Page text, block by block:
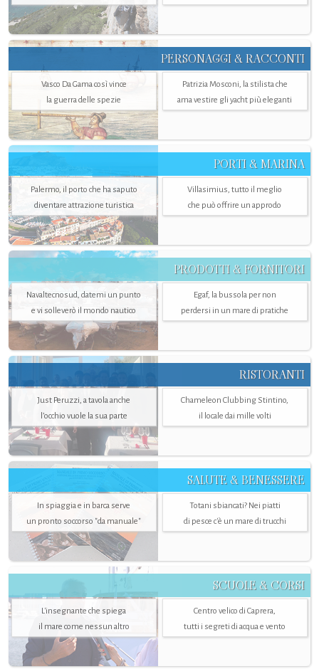
PERSONAGGI & RACCONTI
Vasco Da Gama così vince
la guerra delle spezie
Patrizia Mosconi, la stilista che
ama vestire gli yacht più eleganti
PORTI & MARINA
Palermo, il porto che ha saputo
diventare attrazione turistica
Villasimius, tutto il meglio
che può offrire un approdo
PRODOTTI & FORNITORI
Navaltecnosud, datemi un punto
e vi solleverò il mondo nautico
Egaf, la bussola per non
perdersi in un mare di pratiche
RISTORANTI
Just Peruzzi, a tavola anche
l’occhio vuole la sua parte
Chameleon Clubbing Stintino,
il locale dai mille volti
SALUTE & BENESSERE
In spiaggia e in barca serve
un pronto soccorso "da manuale"
Totani sbiancati? Nei piatti
di pesce c'è un mare di trucchi
SCUOLE & CORSI
L'insegnante che spiega
il mare come nessun altro
Centro velico di Caprera,
tutti i segreti di acqua e vento